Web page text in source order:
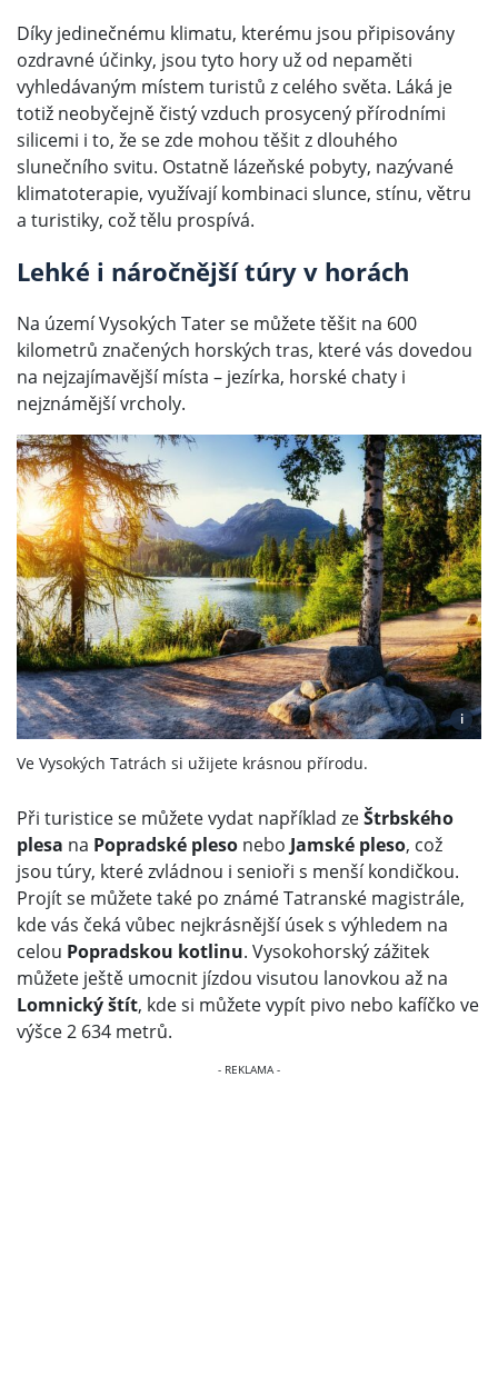
Díky jedinečnému klimatu, kterému jsou připisovány
ozdravné účinky, jsou tyto hory už od nepaměti
vyhledávaným místem turistů z celého světa. Láká je
totiž neobyčejně čistý vzduch prosycený přírodními
silicemi i to, že se zde mohou těšit z dlouhého
slunečního svitu. Ostatně lázeňské pobyty, nazývané
klimatoterapie, využívají kombinaci slunce, stínu, větru
a turistiky, což tělu prospívá.
Lehké i náročnější túry v horách
Na území Vysokých Tater se můžete těšit na 600
kilometrů značených horských tras, které vás dovedou
na nejzajímavější místa – jezírka, horské chaty i
nejznámější vrcholy.
i
Ve Vysokých Tatrách si užijete krásnou přírodu.
Při turistice se můžete vydat například zeŠtrbského
plesa na Popradské pleso nebo Jamské pleso, což
jsou túry, které zvládnou i senioři s menší kondičkou.
Projít se můžete také po známé Tatranské magistrále,
kde vás čeká vůbec nejkrásnější úsek s výhledem na
celou Popradskou kotlinu. Vysokohorský zážitek
můžete ještě umocnit jízdou visutou lanovkou až na
Lomnický štít, kde si můžete vypít pivo nebo kafíčko ve
výšce 2 634 metrů.